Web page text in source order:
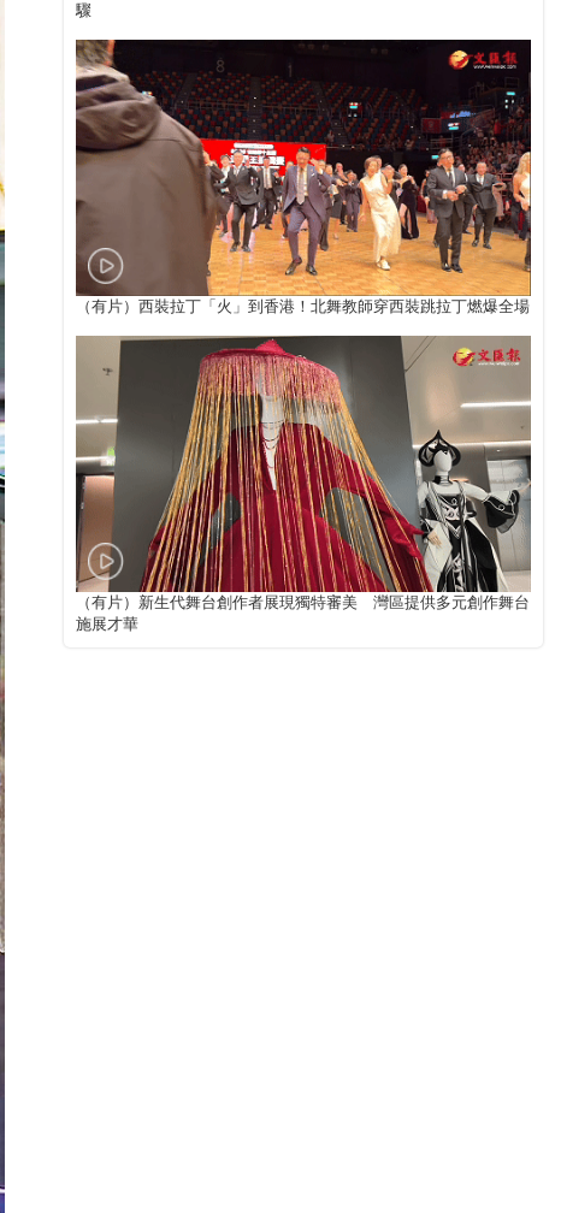
驟
（有片）西裝拉丁「火」到香港！北舞教師穿西裝跳拉丁燃爆全場
（有片）新生代舞台創作者展現獨特審美 灣區提供多元創作舞台
施展才華